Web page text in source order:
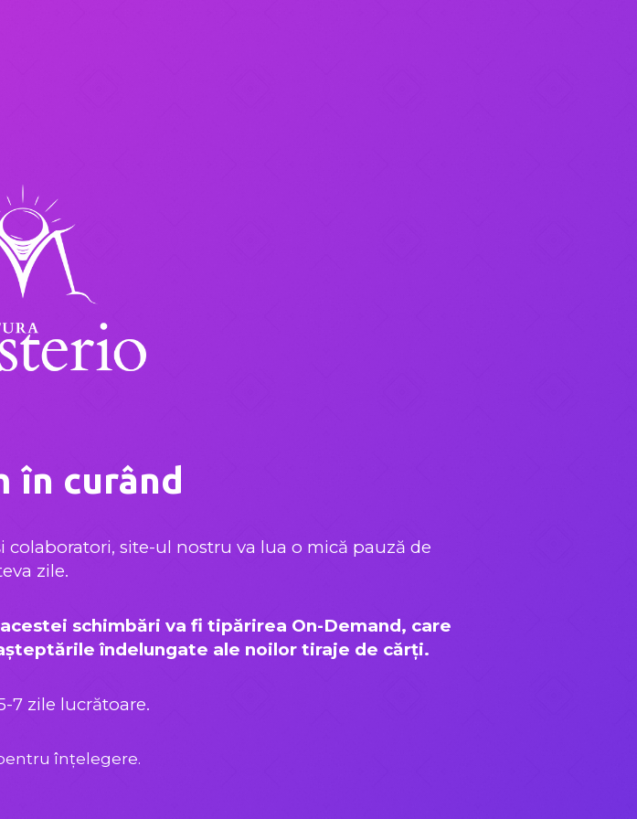
în curând
site-ul nostru va lua o mică pauză de
zile.
schimbări va fi tipărirea On-Demand, care
îndelungate ale noilor tiraje de cărți.
7 zile lucrătoare.
înțelegere.